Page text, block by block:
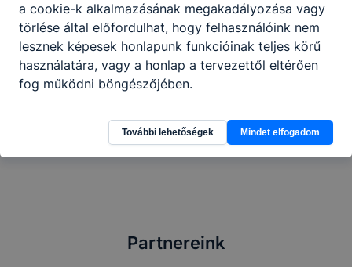
Archívum
Tűzriadó ter Archiválva: Invalid Date
Partnereink
a cookie-k alkalmazásának megakadályozása vagy
törlése által előfordulhat, hogy felhasználóink nem
lesznek képesek honlapunk funkcióinak teljes körű
használatára, vagy a honlap a tervezettől eltérően
fog működni böngészőjében.
További lehetőségek Mindet elfogadom